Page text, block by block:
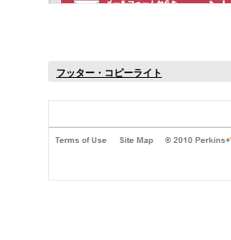
フッター・コピーライト